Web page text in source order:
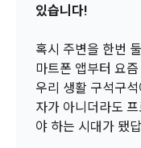
제 2 조 (용어의 정의)
이 약관에서 사용하는
1."사이트"라 함은 "회
여 컴퓨터 등 정보 통
또는 "회사"가 운영하
가. ***.dacon.io
데이콘이 어떤 정보
며, 필요에 따라 누구
적을 달성한 정보를 언
살이’와 관련한 정보
- 마케팅 수신 동의는
동의를 거부 하시더라
에 제한이 되지 않습니
단, 할인, 이벤트 및 이
안내 서비스가 제한됩
있습니다!
혹시 주변을 한번
마트폰 앱부터 요
우리 생활 구석구
자가 아니더라도
야 하는 시대가 됐